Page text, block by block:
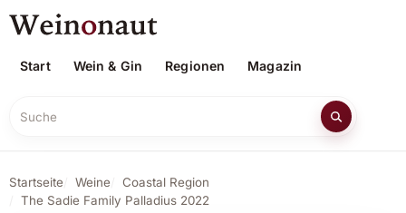
Start Wein & Gin Regionen Magazin
Suche
Startseite Weine
Coastal Region
The Sadie Family Palladius 2022